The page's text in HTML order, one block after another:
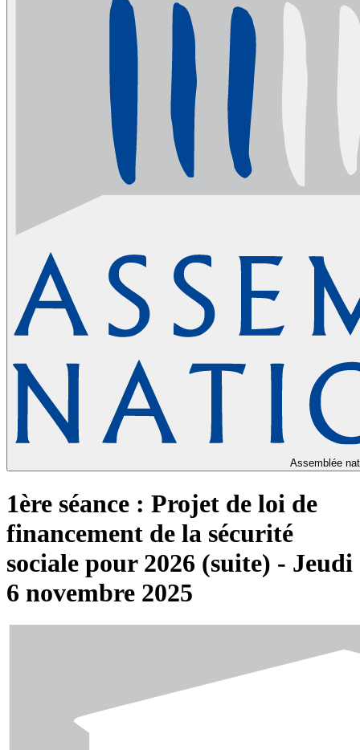
Assemblée
1ère séance : Projet de loi de
financement de la sécurité
sociale pour 2026 (suite) - Jeudi
6 novembre 2025